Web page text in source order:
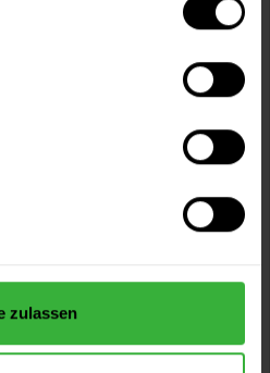
zulassen
T 876 (Transparent)
für widerstandsfähige...
75,33 € / 1 Liter